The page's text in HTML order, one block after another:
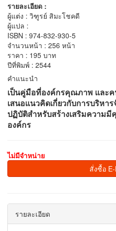
รายละเอียด :
ผู้แต่ง : วิฑูรย์ สิมะโชคดี
ผู้แปล :
ISBN : 974-832-930-5
จำนวนหน้า : 256 หน้า
ราคา : 195 บาท
ปีที่พิมพ์ : 2544
คำแนะนำ
เป็นคู่มือที่องค์กรคุณภาพ และ
เสนอแนวคิดเกี่ยวกับการบริห
ปฏิบัติสำหรับสร้างเสริมความ
องค์กร
ไม่มีจำหน่าย
สั่งซื้อ
รายละเอียด